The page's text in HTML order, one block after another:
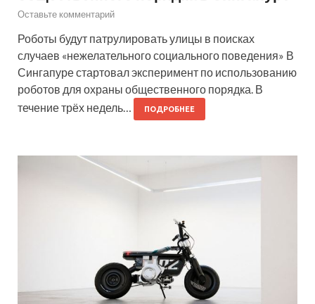
Оставьте комментарий
Роботы будут патрулировать улицы в поисках
случаев «нежелательного социального поведения» В
Сингапуре стартовал эксперимент по использованию
роботов для охраны общественного порядка. В
течение трёх недель…
ПОДРОБНЕЕ